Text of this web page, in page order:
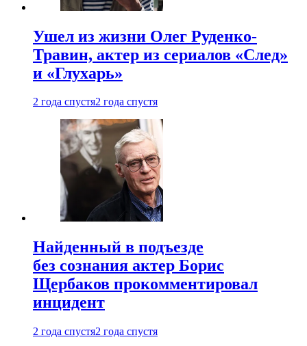
Ушел из жизни Олег Руденко-
Травин, актер из сериалов «След»
и «Глухарь»
2 года спустя2 года спустя
Найденный в подъезде
без сознания актер Борис
Щербаков прокомментировал
инцидент
2 года спустя2 года спустя